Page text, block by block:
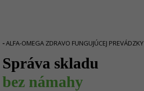
-ALFA-OMEGA ZDRAVO FUNGUJÚCEJ PREVÁDZKY
Správa skladu
bez námahy